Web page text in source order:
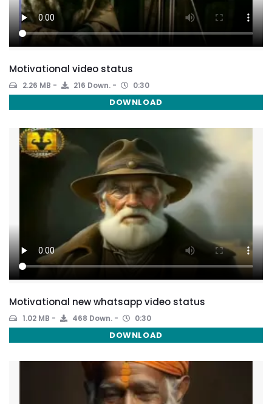
Motivational video status
2.26 MB 216 Down. 0:30
DOWNLOAD
Motivational new whatsapp video status
1.02 MB 468 Down. 0:30
DOWNLOAD